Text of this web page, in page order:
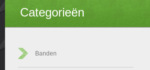
Categorieën
Banden